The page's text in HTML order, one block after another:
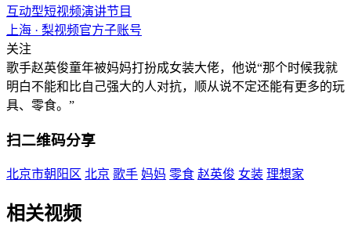
互动型短视频演讲节目
上海 · 梨视频官方子账号
关注
歌手赵英俊童年被妈妈打扮成女装大佬，他说“那个时候我就
明白不能和比自己强大的人对抗，顺从说不定还能有更多的玩
具、零食。”
扫二维码分享
北京市朝阳区 北京 歌手 妈妈 零食 赵英俊 女装 理想家
相关视频